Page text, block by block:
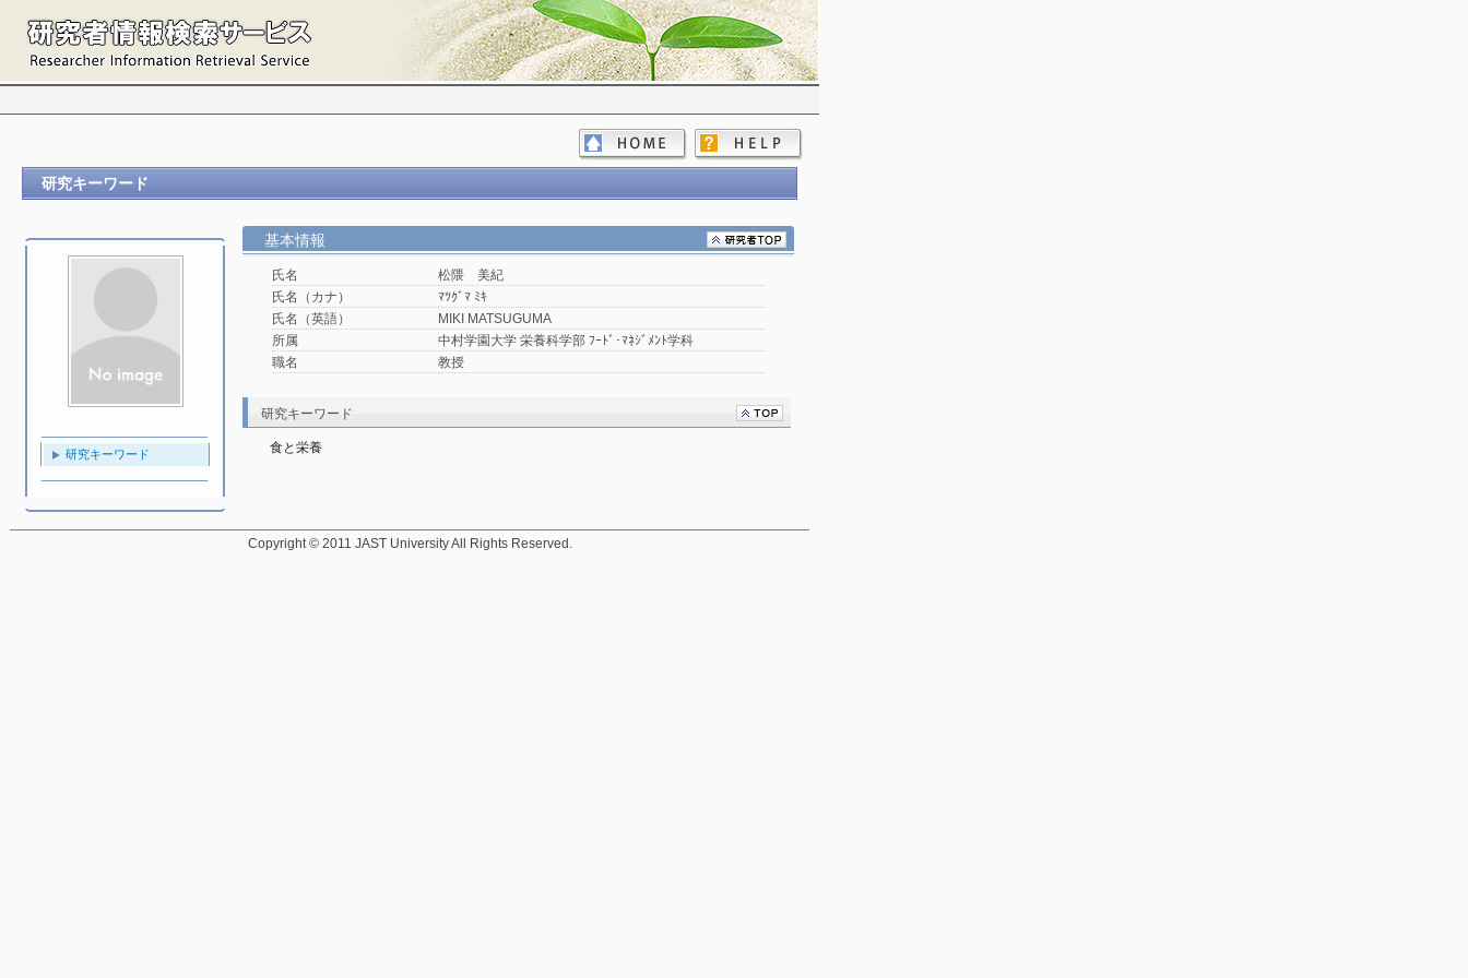
研究キーワード
研究キーワード
基本情報
氏名
松隈 美紀
氏名（カナ）
ﾏﾂｸﾞﾏ ﾐｷ
氏名（英語）
MIKI MATSUGUMA
所属
中村学園大学 栄養科学部 ﾌｰﾄﾞ･ﾏﾈｼﾞﾒﾝﾄ学科
職名
教授
研究キーワード
食と栄養